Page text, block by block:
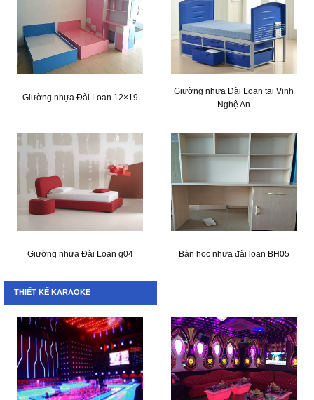
Giường nhựa Đài Loan 12×19
Giường nhựa Đài Loan tại Vinh
Nghệ An
Giường nhựa Đài Loan g04 Bàn học nhựa đài loan BH05
THIẾT KẾ KARAOKE